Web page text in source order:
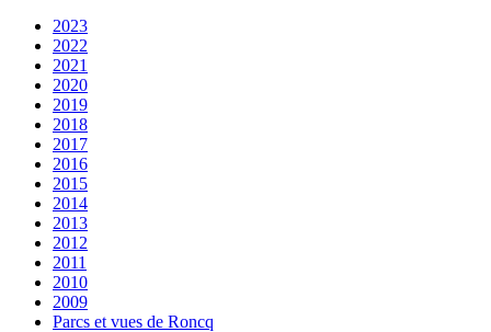
2023
2022
2021
2020
2019
2018
2017
2016
2015
2014
2013
2012
2011
2010
2009
Parcs et vues de Roncq